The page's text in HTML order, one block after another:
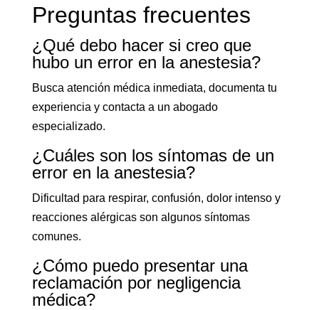
Preguntas frecuentes
¿Qué debo hacer si creo que
hubo un error en la anestesia?
Busca atención médica inmediata, documenta tu
experiencia y contacta a un abogado
especializado.
¿Cuáles son los síntomas de un
error en la anestesia?
Dificultad para respirar, confusión, dolor intenso y
reacciones alérgicas son algunos síntomas
comunes.
¿Cómo puedo presentar una
reclamación por negligencia
médica?